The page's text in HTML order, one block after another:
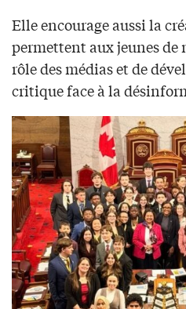
Elle encourage aussi la
permettent aux jeunes de
rôle des médias et de
critique face à la